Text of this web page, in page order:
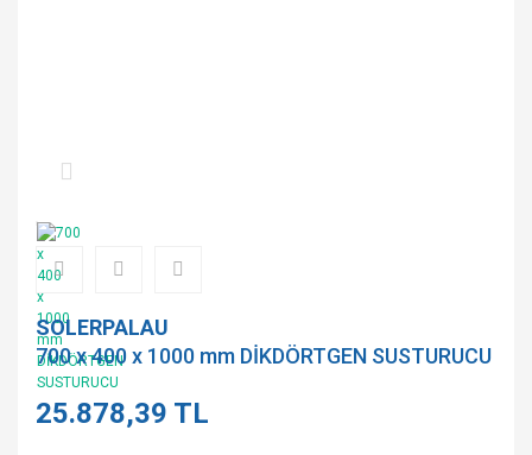
SOLERPALAU
700 x 400 x 1000 mm DİKDÖRTGEN SUSTURUCU
25.878,39 TL